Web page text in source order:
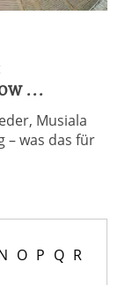
...
Musiala
– was das für
O P Q R